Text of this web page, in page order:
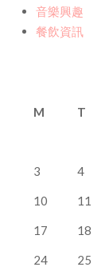
音樂興趣
餐飲資訊
M
T
3 4
10 11
17 18
24 25